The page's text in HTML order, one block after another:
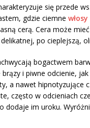
się przede
gdzie ciemne włosy
cerą. Cera może
po cieplejszą,
bogactwem
i piwne odcienie, jak
a nawet hipnotyzujące
często w odcieniach
dodaje im uroku.